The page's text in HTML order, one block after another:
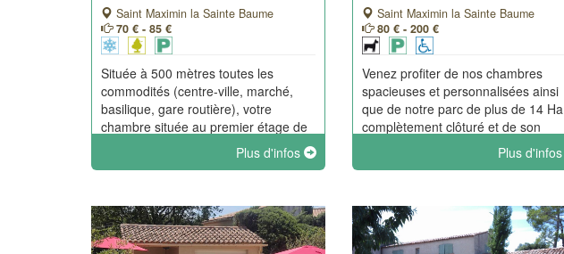
Saint Maximin la Sainte Baume
70 € - 85 €
Située à 500 mètres toutes les
commodités (centre-ville, marché,
basilique, gare routière), votre
chambre située au premier étage de
notre maison qui vous offre une vue
sur les collines et la basilique Marie-
Plus d'infos
Saint Maximin la Sainte Baume
80 € - 200 €
Venez profiter de nos chambres
spacieuses et personnalisées ainsi
que de notre parc de plus de 14 Ha
complètement clôturé et de son
Plus d'infos